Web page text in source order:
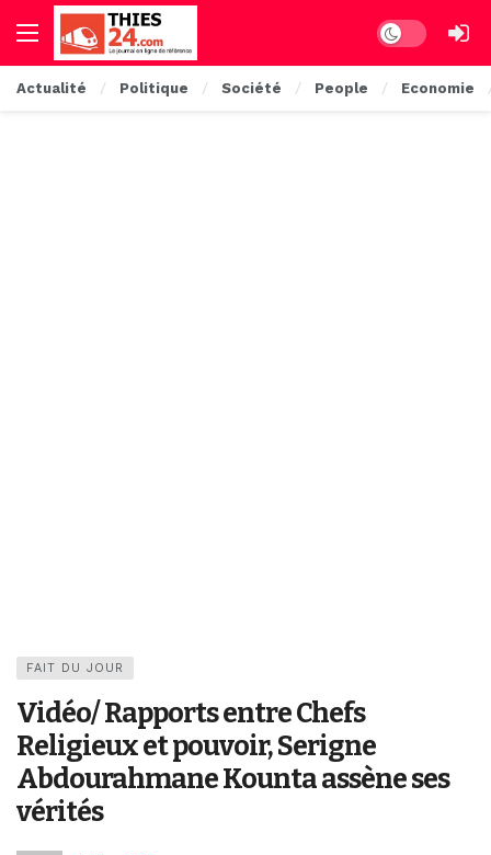
Dark mode
Actualité Politique Société People Economie
FAIT DU JOUR
Vidéo/ Rapports entre Chefs
Religieux et pouvoir, Serigne
Abdourahmane Kounta assène ses
vérités